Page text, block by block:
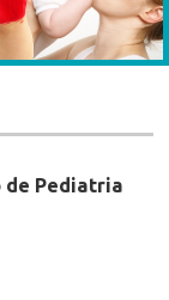
de Pediatria